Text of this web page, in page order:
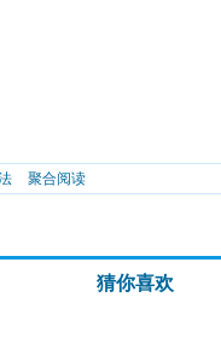
聚合阅读
猜你喜欢